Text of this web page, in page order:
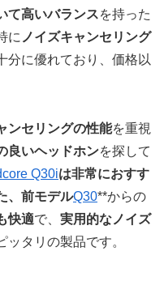
て高いバランスを持った
にノイズキャンセリング
分に優れており、価格以
ンセリングの性能を重視
良いヘッドホンを探して
Q30iは非常におすす
、前モデルQ30**からの
快適で、 実用的なノイズ
ッタリの製品です。